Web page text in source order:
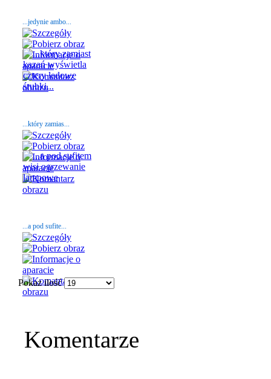
...jedynie ambo...
...który zamias...
...a pod sufite...
Pokaż ilość
Komentarze